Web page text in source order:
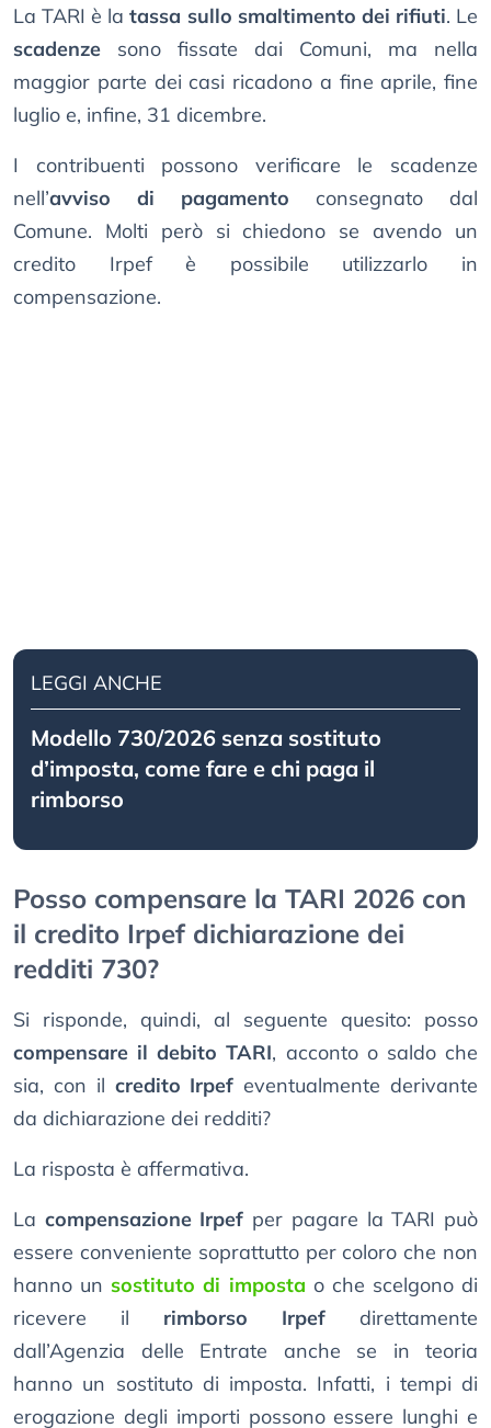
La TARI è latassa sullo smaltimento dei rifiuti. Le
scadenze sono fissate dai Comuni, ma nella
maggior parte dei casi ricadono a fine aprile, fine
luglio e, infine, 31 dicembre.
I contribuenti possono verificare le scadenze
nell’avviso di pagamento consegnato dal
Comune. Molti però si chiedono se avendo un
credito Irpef è possibile utilizzarlo in
compensazione.
LEGGI ANCHE
Modello 730/2026 senza sostituto
d’imposta, come fare e chi paga il
rimborso
Posso compensare la TARI 2026 con
il credito Irpef dichiarazione dei
redditi 730?
Si risponde, quindi, al seguente quesito: posso
compensare il debito TARI, acconto o saldo che
sia, con il credito Irpef eventualmente derivante
da dichiarazione dei redditi?
La risposta è affermativa.
La compensazione Irpef per pagare la TARI può
essere conveniente soprattutto per coloro che non
hanno un sostituto di imposta o che scelgono di
ricevere il rimborso Irpef direttamente
dall’Agenzia delle Entrate anche se in teoria
hanno un sostituto di imposta. Infatti, i tempi di
erogazione degli importi possono essere lunghi e